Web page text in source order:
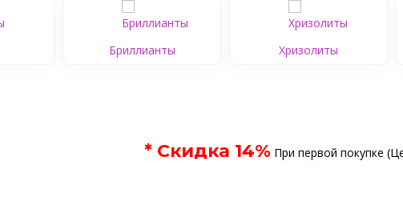
Бриллианты Хризолиты
* Скидка 14% При первой покупке